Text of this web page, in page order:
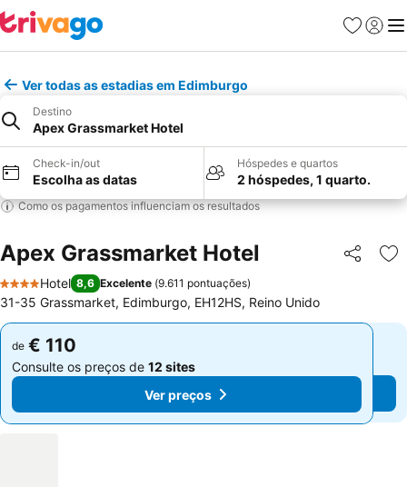
Favoritos
Iniciar
Ver todas as estadias em Edimburgo
Destino
Apex Grassmarket Hotel
Check-in/out
Escolha as datas
Hóspedes e quartos
2 hóspedes, 1 quarto.
Como os pagamentos influenciam os resultados
Apex Grassmarket Hotel Partilhar
4 Estrelas
Hotel 8,6 Excelente (9.611 pontuações)
31-35 Grassmarket, Edimburgo, EH12HS, Reino Unido
de € 110
Consulte os preços de 12 sites
Ver preços
de € 110
Consulte os preços de 12 sites
Ver preços